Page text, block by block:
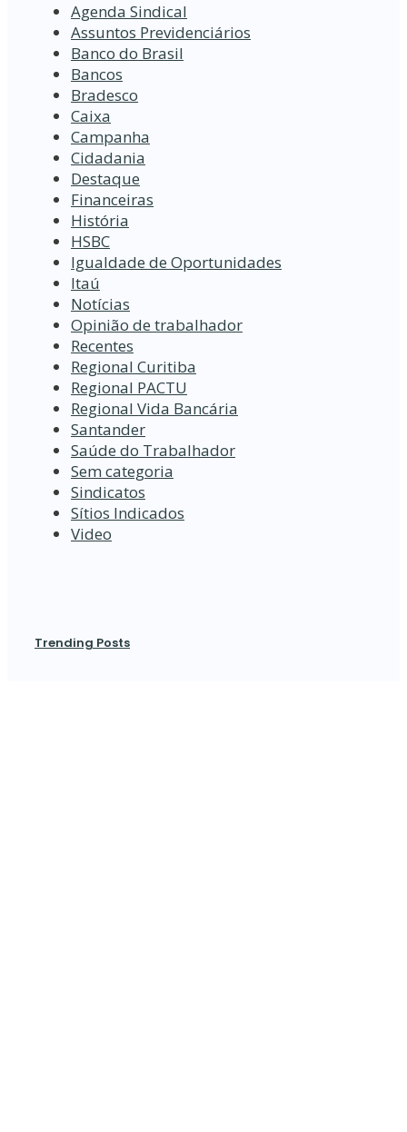
Agenda Sindical
Assuntos Previdenciários
Banco do Brasil
Bancos
Bradesco
Caixa
Campanha
Cidadania
Destaque
Financeiras
História
HSBC
Igualdade de Oportunidades
Itaú
Notícias
Opinião de trabalhador
Recentes
Regional Curitiba
Regional PACTU
Regional Vida Bancária
Santander
Saúde do Trabalhador
Sem categoria
Sindicatos
Sítios Indicados
Video
Trending Posts